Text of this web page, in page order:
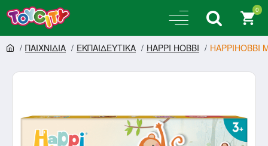
0
ΠΑΙΧΝΙΔΙΑ ΕΚΠΑΙΔΕΥΤΙΚΑ HAPPI HOBBI HAPPIHOBBI